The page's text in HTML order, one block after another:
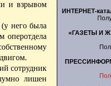
и взрывом
него была
оперотдела
сотрудник
лишен
ИНТЕРНЕТ-
«ГАЗЕТЫ И